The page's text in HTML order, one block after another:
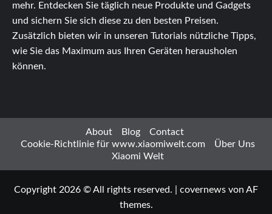
mehr. Entdecken Sie täglich neue Produkte und Gadgets
und sichern Sie sich diese zu den besten Preisen.
Zusätzlich bieten wir in unseren Tutorials nützliche Tipps,
wie Sie das Maximum aus Ihren Geräten herausholen
können.
About Blog
Contact
Cookie-Richtlinie für www.xiaomiwelt.com
Über Uns
Xiaomi Welt
Copyright 2026 © All rights reserved. covernews von AF
themes.